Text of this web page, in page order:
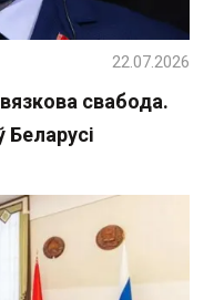
свабода.
22.07.2026